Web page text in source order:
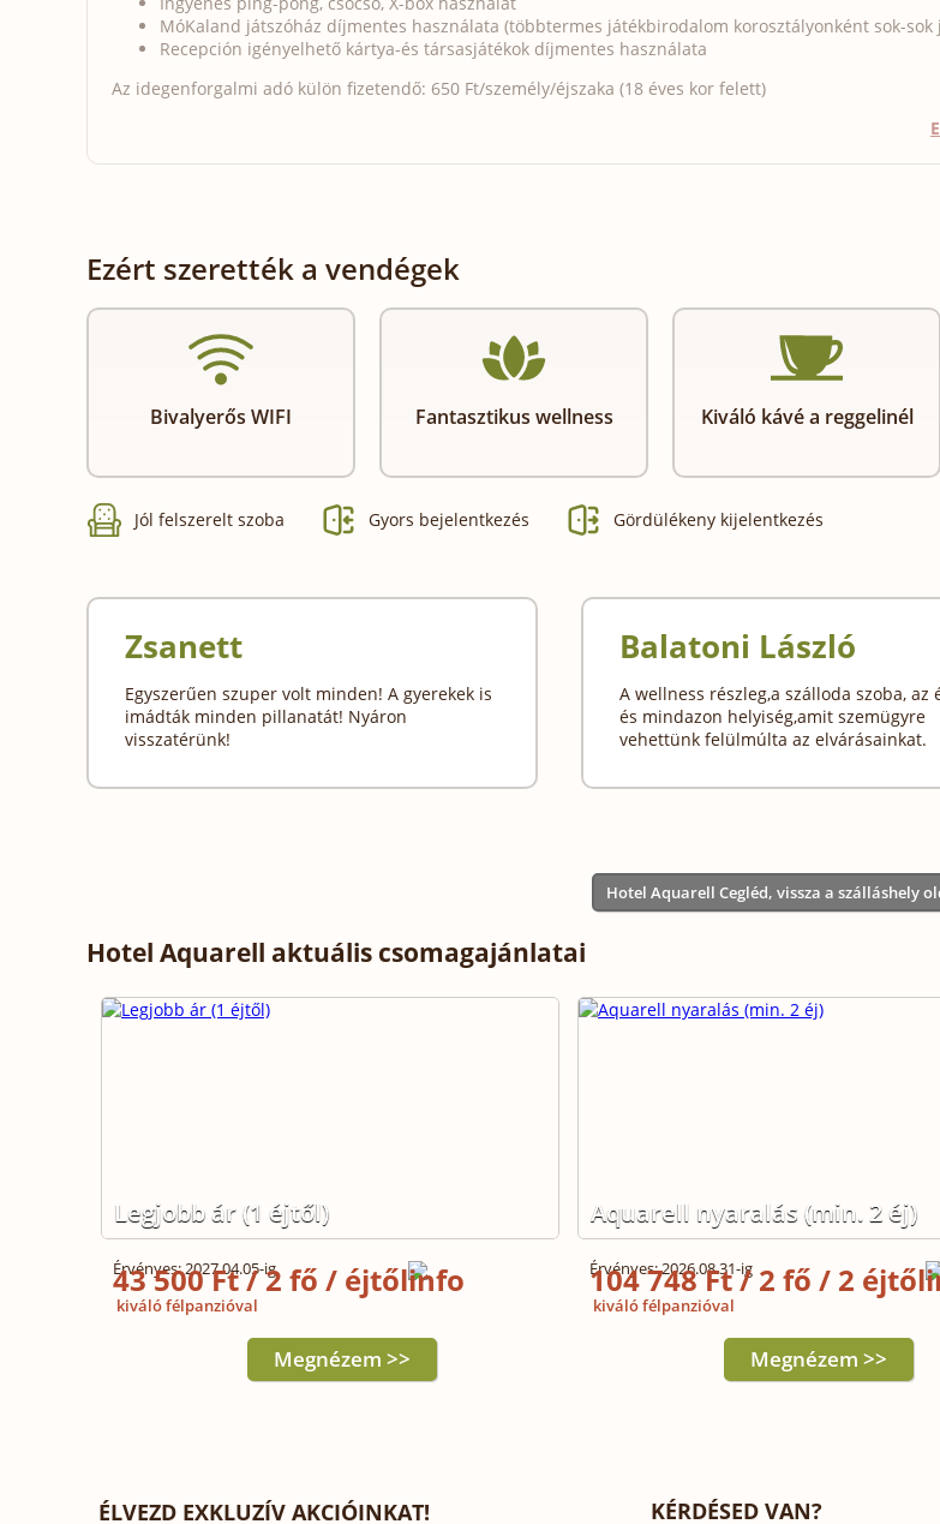
MóKaland játszóház díjmentes használata (többtermes játékbirodalom korosztályonként sok-sok
Recepción igényelhető kártya-és társasjátékok díjmentes használata
Az idegenforgalmi adó külön fizetendő: 650 Ft/személy/éjszaka (18 éves kor felett)
Ezért szerették a vendégek
Bivalyerős WIFI Fantasztikus wellness Kiváló kávé a reggelinél
Jól felszerelt szoba Gyors bejelentkezés Gördülékeny kijelentkezés
Zsanett
Egyszerűen szuper volt minden! A gyerekek is
imádták minden pillanatát! Nyáron
visszatérünk!
Balatoni László
A wellness részleg,a szálloda szoba, az
és mindazon helyiség,amit szemügyre
vehettünk felülmúlta az elvárásainkat.
Hotel Aquarell Cegléd, vissza a szálláshely
Hotel Aquarell aktuális csomagajánlatai
Legjobb ár (1 éjtől) Aquarell nyaralás (min. 2 éj)
Érvényes: 2027.04.05-ig
43 500 Ft / 2 fő / éjtől
kiváló félpanzióval
Megnézem >>
Érvényes: 2026.08.31-ig
104 748 Ft / 2 fő / 2 éjtől
kiváló félpanzióval
Megnézem >>
ÉLVEZD EXKLUZÍV AKCIÓINKAT! KÉRDÉSED VAN?